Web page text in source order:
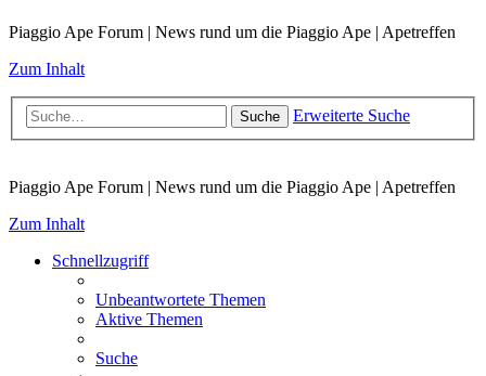
Piaggio Ape Forum | News rund um die Piaggio Ape | Apetreffen
Zum Inhalt
Suche Erweiterte Suche
Piaggio Ape Forum | News rund um die Piaggio Ape | Apetreffen
Zum Inhalt
Schnellzugriff
Unbeantwortete Themen
Aktive Themen
Suche